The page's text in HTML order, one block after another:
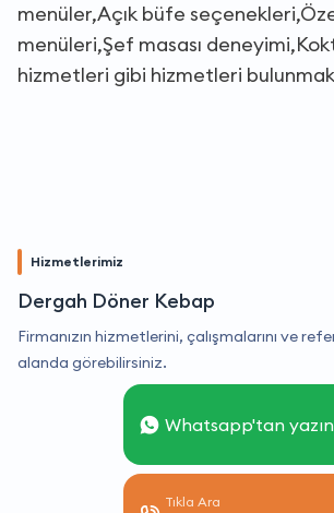
menüler,Açık büfe
menüleri,Şef masası
hizmetleri gibi hizmetleri
Hizmetlerimiz
Dergah Döner Kebap
Firmanızın hizmetlerini, çalışmalarını ve
alanda görebilirsiniz.
Whatsapp'tan
Tıkla Ara